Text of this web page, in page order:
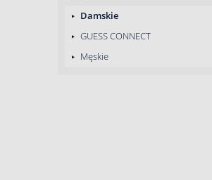
Damskie
GUESS CONNECT
Męskie